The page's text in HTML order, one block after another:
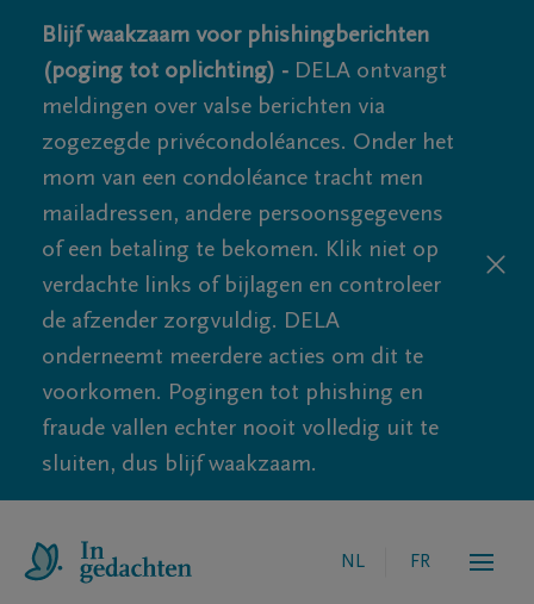
Blijf waakzaam voor phishingberichten
(poging tot oplichting) - DELA ontvangt
meldingen over valse berichten via
zogezegde privécondoléances. Onder het
mom van een condoléance tracht men
mailadressen, andere persoonsgegevens
of een betaling te bekomen. Klik niet op
verdachte links of bijlagen en controleer
de afzender zorgvuldig. DELA
onderneemt meerdere acties om dit te
voorkomen. Pogingen tot phishing en
fraude vallen echter nooit volledig uit te
sluiten, dus blijf waakzaam.
NL FR